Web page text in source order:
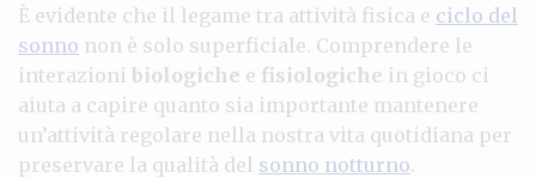
È evidente che il legame tra attività fisica e ciclo del
sonno non è solo superficiale. Comprendere le
interazioni biologiche e fisiologiche in gioco ci
aiuta a capire quanto sia importante mantenere
un’attività regolare nella nostra vita quotidiana per
preservare la qualità del sonno notturno.